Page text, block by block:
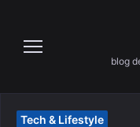
content
blog
Tech & Lifestyle